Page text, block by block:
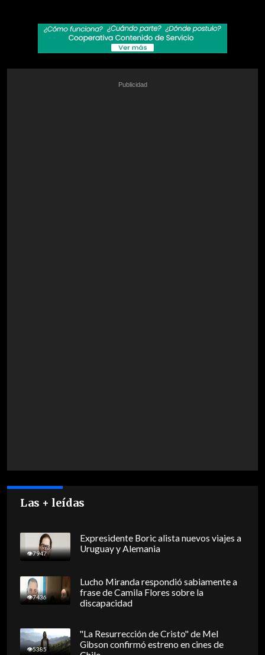
Las + leídas
7947
Expresidente Boric alista nuevos viajes a
Uruguay y Alemania
7436
Lucho Miranda respondió sabiamente a
frase de Camila Flores sobre la
discapacidad
5385
"La Resurrección de Cristo" de Mel
Gibson confirmó estreno en cines de